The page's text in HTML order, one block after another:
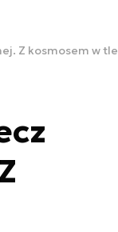
Z kosmosem w tle